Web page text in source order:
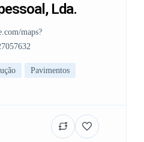
Lda.
maps?
Pavimentos